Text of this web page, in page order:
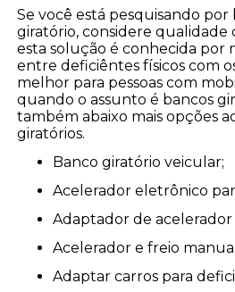
Se você está pesquisando
giratório, considere qualidade
esta solução é conhecida por
entre deficiêntes físicos com
melhor para pessoas com
quando o assunto é bancos
também abaixo mais opções
giratórios.
banco giratório veicular;
acelerador eletrônico
adaptador de
acelerador e freio
adaptar carros para